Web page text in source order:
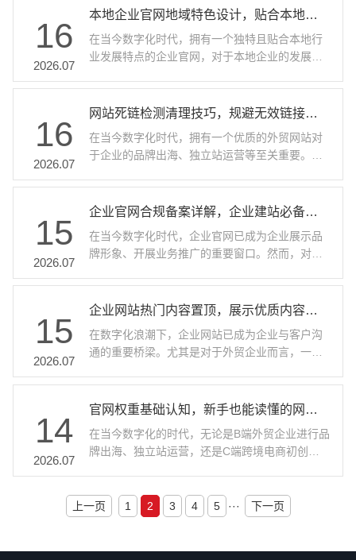
叠的餐桌，在不使用时可以收起，节省空间；沙
发则选用了多功能的款式，既可以作为日常休息
的座椅···
望能帮助企业解决疑惑。 外贸网站制作需要注意
市场，谷歌是主要的搜索引擎。在制作外贸网站
时，要遵循谷歌的搜索引擎规则，例如网站结构
要清晰，代码要简洁，便于谷歌爬虫抓取。同
在2%-3%，避免堆砌。像万迪网络这样有16年行
业经验的外贸建站服务商，会在网站制作过程中
充分考···
本地企业官网地域特色设计，贴合本地行业发展特点
16
2026.07
在当今数字化时代，拥有一个独特且贴合本地行
业发展特点的企业官网，对于本地企业的发展至
引客户、促进业务增长的重要工具。那么，如何
进行本地企业官网的地域特色设计，让其与本地
析。 地域特色融入视觉设计 色彩运用展现地域氛
围 不同地区有着独特的色彩印象，比如在海滨城
市，蓝色和白色能营造出清新、开阔的氛围，与
调如红色、黄色则更能体现出浓厚的历史底蕴。
企业官网在设计时，可以根据本地的地域特色选
择主色···
网站死链检测清理技巧，规避无效链接影响网站整体排名
16
2026.07
在当今数字化时代，拥有一个优质的外贸网站对
于企业的品牌出海、独立站运营等至关重要。而
会严重影响网站的整体排名和用户体验。那么，
如何有效检测和清理网站死链，规避无效链接带
页上指向的链接无法正常访问的情况。当用户点
击死链时，会出现页面无法打开的提示，这不仅
会让用户感到失望，降低用户对网站的信任度，
取网站时，如果发现大量死链，会认为该网站质
量不佳，从而降低其在搜索结果中的排名。对于
外···
企业官网合规备案详解，企业建站必备合规流程
15
2026.07
在当今数字化时代，企业官网已成为企业展示品
牌形象、开展业务推广的重要窗口。然而，对于
站制作和外贸官网建设的过程中，往往容易忽视
官网合规备案这一重要环节。合规备案不仅是确
络空间合法合规开展业务的重要保障。那么，企
业官网合规备案究竟包含哪些内容？又有哪些必
备的合规流程呢？ 备案的基本概念与重要性 企业
息提交给国家相关管理部门进行登记和审核的过
程。这一过程是国家对互联网信息服务进行监管
的重···
企业网站热门内容置顶，展示优质内容吸引客户
15
2026.07
在数字化浪潮下，企业网站已成为企业与客户沟
通的重要桥梁。尤其是对于外贸企业而言，一个
取客户、推动业务增长的关键工具。而将热门内
容置顶，展示优质内容，正是提升网站吸引力和
用户体验 当用户访问企业网站时，他们希望能够
快速找到自己感兴趣的信息。将热门内容置顶，
可以让用户在第一时间看到企业的核心产品、服
务或最新动态，减少用户的查找时间，提高用户
体验。例如，对于一家外贸建站服务商来说，将
官网权重基础认知，新手也能读懂的网站权重逻辑
14
2026.07
在当今数字化的时代，无论是B端外贸企业进行品
牌出海、独立站运营，还是C端跨境电商初创团
索引擎眼中的“地位”，权重越高，在搜索结果中
的排名往往越靠前，能带来更多的流量和潜在客
上一页 1 2 3 4 5 ··· 下一页